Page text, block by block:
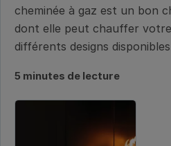
cheminée à gaz est un bon
dont elle peut chauffer
différents designs
5 minutes de lecture